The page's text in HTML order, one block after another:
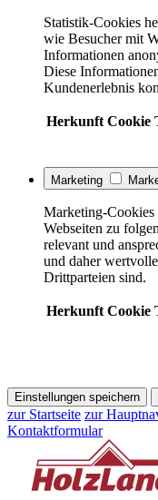
Statistik-Cookies
wie Besucher mit
Informationen
Diese
Kundenerlebnis
Herkunft Cookie
Marketing
Marketing-Cookies
Webseiten zu
relevant und
und daher
Drittparteien sind.
Herkunft Cookie
Einstellungen speichern
zur Startseite zur
Kontaktformular